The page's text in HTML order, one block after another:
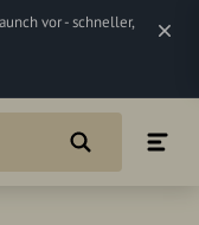
vor - schneller,